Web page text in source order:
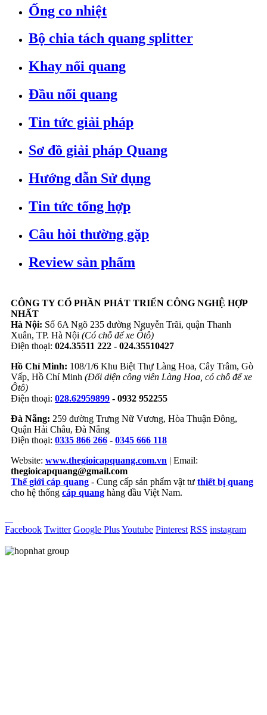
Ống co nhiệt
Bộ chia tách quang splitter
Khay nối quang
Đầu nối quang
Tin tức giải pháp
Sơ đồ giải pháp Quang
Hướng dẫn Sử dụng
Tin tức tổng hợp
Câu hỏi thường gặp
Review sản phẩm
CÔNG TY CỔ PHẦN PHÁT TRIỂN CÔNG NGHỆ HỢP
NHẤT
Hà Nội: Số 6A Ngõ 235 đường Nguyễn Trãi, quận Thanh
Xuân, TP. Hà Nội (Có chỗ để xe Ôtô)
Điện thoại: 024.35511 222 - 024.35510427
Hồ Chí Minh: 108/1/6 Khu Biệt Thự Làng Hoa, Cây Trâm, Gò
Vấp, Hồ Chí Minh (Đối diện công viên Làng Hoa, có chỗ để xe
Ôtô)
Điện thoại: 028.62959899 - 0932 952255
Đà Nẵng: 259 đường Trưng Nữ Vương, Hòa Thuận Đông,
Quận Hải Châu, Đà Nẵng
Điện thoại: 0335 866 266 - 0345 666 118
Website: www.thegioicapquang.com.vn | Email:
thegioicapquang@gmail.com
Thế giới cáp quang - Cung cấp sản phẩm vật tư thiết bị quang
cho hệ thống cáp quang hàng đầu Việt Nam.
Facebook Twitter Google PlusYoutube Pinterest RSS instagram